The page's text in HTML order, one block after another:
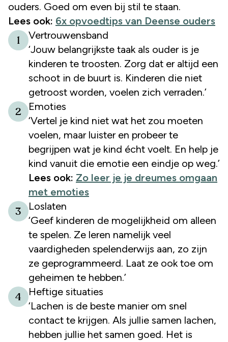
ouders. Goed om even bij stil te staan.
Lees ook: 6x opvoedtips van Deense ouders
1
Vertrouwensband
‘Jouw belangrijkste taak als ouder is je
kinderen te troosten. Zorg dat er altijd een
schoot in de buurt is. Kinderen die niet
getroost worden, voelen zich verraden.’
2
Emoties
‘Vertel je kind niet wat het zou moeten
voelen, maar luister en probeer te
begrijpen wat je kind écht voelt. En help je
kind vanuit die emotie een eindje op weg.’
Lees ook: Zo leer je je dreumes omgaan
met emoties
3
Loslaten
‘Geef kinderen de mogelijkheid om alleen
te spelen. Ze leren namelijk veel
vaardigheden spelenderwijs aan, zo zijn
ze geprogrammeerd. Laat ze ook toe om
geheimen te hebben.’
4
Heftige situaties
‘Lachen is de beste manier om snel
contact te krijgen. Als jullie samen lachen,
hebben jullie het samen goed. Het is